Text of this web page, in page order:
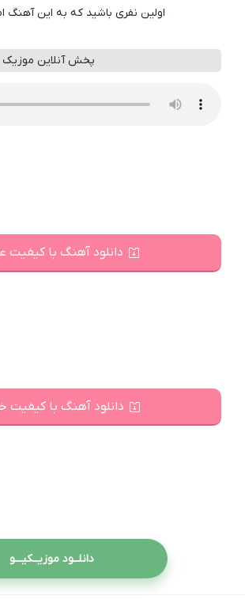
اولین نفری باشید که به این آهنگ
پخش آنلاین موزیک
دانلود آهنگ با کیفیت
دانلود آهنگ با کیفیت
دانلــود موزیــکیـــو